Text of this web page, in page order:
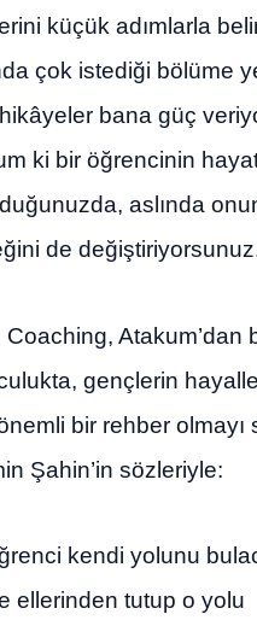
küçük adımlarla
çok istediği bölüme
bana güç
ki bir öğrencinin
aslında
de
Coaching, Atakum’dan
gençlerin
bir rehber olmayı
Şahin’in sözleriyle:
kendi yolunu
ellerinden tutup o yolu